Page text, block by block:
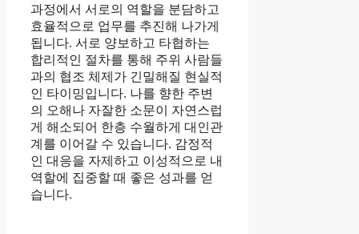
과정에서 서로의 역할을 분담하고
효율적으로 업무를 추진해 나가게
됩니다. 서로 양보하고 타협하는
합리적인 절차를 통해 주위 사람들
과의 협조 체제가 긴밀해질 현실적
인 타이밍입니다. 나를 향한 주변
의 오해나 자잘한 소문이 자연스럽
게 해소되어 한층 수월하게 대인관
계를 이어갈 수 있습니다. 감정적
인 대응을 자제하고 이성적으로 내
역할에 집중할 때 좋은 성과를 얻
습니다.